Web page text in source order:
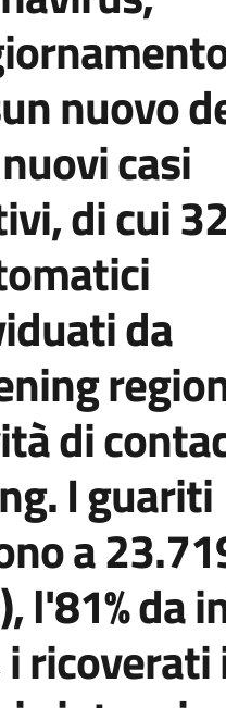
nuovo
casi
di cui
da
di
I guariti
a
l'81% da
ricoverati